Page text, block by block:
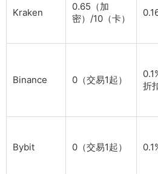
Kraken
0.65（加
密）/10（卡）
Binance 0（交易1起）
折
Bybit 0（交易1起）